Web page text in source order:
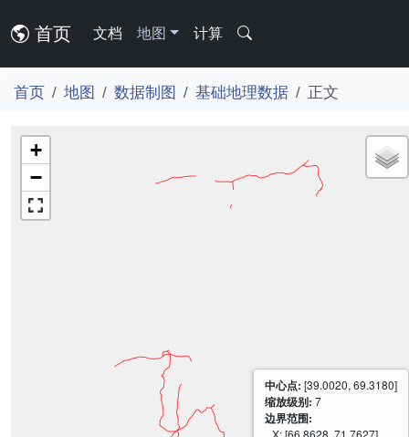
首页 文档 地图 计算
首页 地图 数据制图 基础地理数据 正文
+
−
中心点: [39.0020, 69.3180]
缩放级别: 7
边界范围:
X: [66.8628, 71.7627]